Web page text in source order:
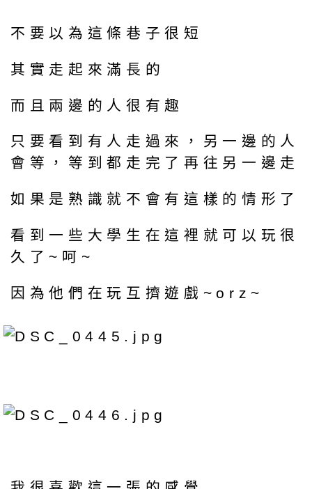
不要以為這條巷子很短
其實走起來滿長的
而且兩邊的人很有趣
只要看到有人走過來，另一邊的人
會等，等到都走完了再往另一邊走
如果是熟識就不會有這樣的情形了
看到一些大學生在這裡就可以玩很
久了~呵~
因為他們在玩互擠遊戲~orz~